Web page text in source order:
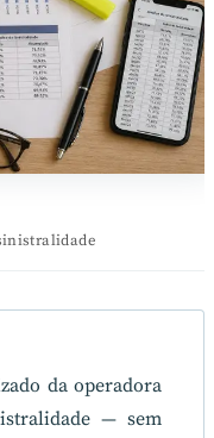
da operadora
— sem